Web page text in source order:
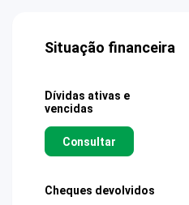
Situação financeira
Dívidas ativas e
vencidas
Consultar
Cheques devolvidos